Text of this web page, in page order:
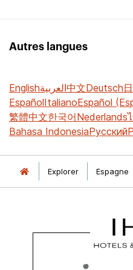
Autres langues
Englishالعربية中文Deutsch
EspañolItalianoEspañol
繁體中文한국어Nederlands
Bahasa IndonesiaРусский
Explorer Espagne